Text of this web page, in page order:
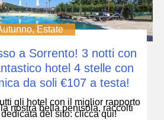
,Estate
a Sorrento! 3 notti con
hotel 4 stelle con
da soli €107 a testa!
gli hotel con il miglior rapporto
nostra bella penisola, raccolti
del sito: clicca qui!